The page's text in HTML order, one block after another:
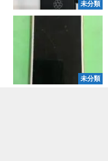
未分類
未分類